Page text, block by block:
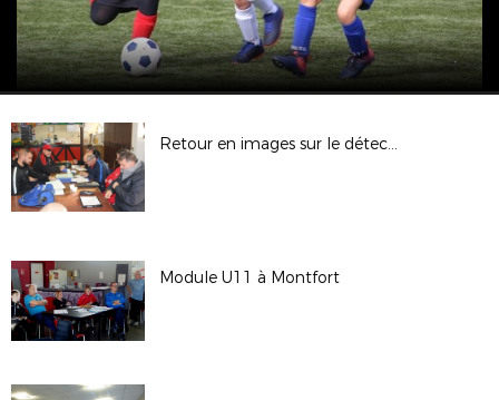
Retour en images sur le détection U15 aux Andelys
Module U11 à Montfort